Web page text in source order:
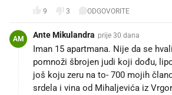
9 3 ODGOVORITE
AM Ante Mikulandra prije 30 dana
Iman 15 apartmana. Nije da se
pomnoži šbrojen judi koji dođu,
još koju zeru na to- 700 mojih
srdela i vina od Mihaljevića iz